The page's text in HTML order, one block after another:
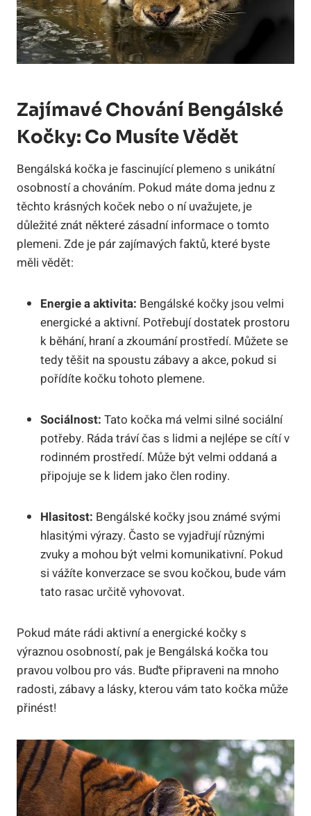
Zajímavé Chování‌ Bengálské
Kočky:‌ Co⁣ Musíte⁢ Vědět
Bengálská kočka je fascinující plemeno s unikátní
osobností‌ a chováním. Pokud máte doma jednu z
těchto krásných ​koček nebo o ní uvažujete, je
důležité znát některé zásadní informace o tomto
plemeni. Zde je pár zajímavých faktů, ‌které byste
⁣měli vědět:
Energie a aktivita: ‌Bengálské kočky jsou⁢ velmi
energické a aktivní. Potřebují dostatek prostoru
k běhání, hraní a zkoumání prostředí. Můžete se
tedy těšit ⁤na spoustu zábavy a akce, pokud si
pořídíte kočku tohoto plemene.
Sociálnost: Tato kočka má⁤ velmi silné sociální
potřeby. Ráda ‌tráví čas s lidmi a nejlépe se cítí v
rodinném prostředí. Může být velmi oddaná a
‌připojuje se k lidem jako člen rodiny.
Hlasitost: Bengálské kočky⁤ jsou známé svými
hlasitými výrazy. Často ⁢se⁤ vyjadřují různými
⁤zvuky​ a mohou být velmi komunikativní. Pokud
si vážíte konverzace se svou ⁣kočkou,‌ bude vám
⁢tato rasac‌ určitě vyhovovat.
Pokud máte rádi ‍aktivní a energické kočky s
výraznou osobností, pak je Bengálská kočka tou
pravou⁢ volbou pro vás. Buďte ⁤připraveni na mnoho
radosti, zábavy ​a lásky, ⁢kterou ⁤vám tato kočka může‍
přinést!